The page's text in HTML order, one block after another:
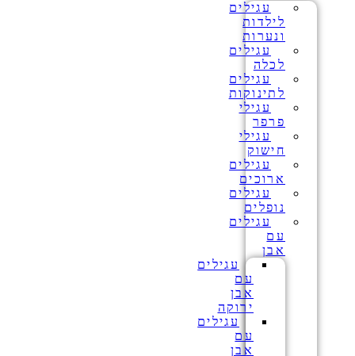
עגילים
לילדות
ונערות
עגילים
לכלה
עגילים
לתינוקות
עגילי
פרפר
עגילי
חישוק
עגילים
ארוכים
עגילים
נופלים
עגילים
עם
אבן
עגילים
עם
אבן
ירוקה
עגילים
עם
אבן